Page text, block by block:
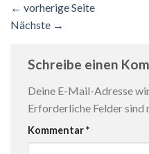
← vorherige Seite
Nächste →
Schreibe einen
Deine E-Mail-Adresse
Erforderliche Felder sind
Kommentar*